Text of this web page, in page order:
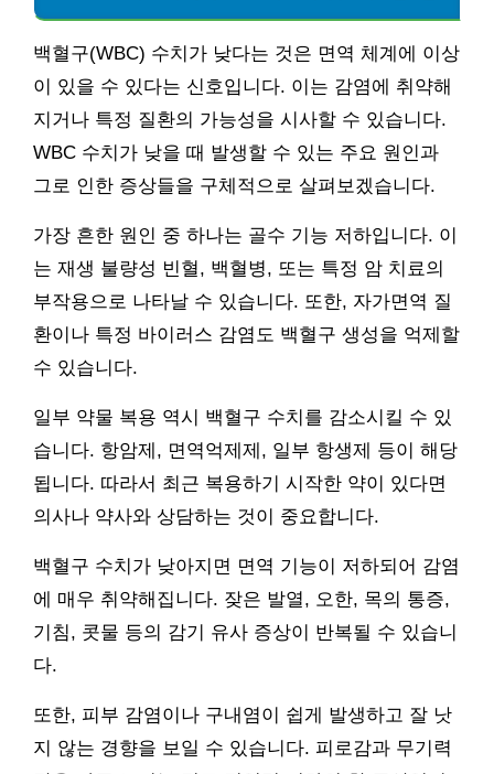
백혈구(WBC) 수치가 낮다는 것은 면역 체계에 이상
이 있을 수 있다는 신호입니다. 이는 감염에 취약해
지거나 특정 질환의 가능성을 시사할 수 있습니다.
WBC 수치가 낮을 때 발생할 수 있는 주요 원인과
그로 인한 증상들을 구체적으로 살펴보겠습니다.
가장 흔한 원인 중 하나는 골수 기능 저하입니다. 이
는 재생 불량성 빈혈, 백혈병, 또는 특정 암 치료의
부작용으로 나타날 수 있습니다. 또한, 자가면역 질
환이나 특정 바이러스 감염도 백혈구 생성을 억제할
수 있습니다.
일부 약물 복용 역시 백혈구 수치를 감소시킬 수 있
습니다. 항암제, 면역억제제, 일부 항생제 등이 해당
됩니다. 따라서 최근 복용하기 시작한 약이 있다면
의사나 약사와 상담하는 것이 중요합니다.
백혈구 수치가 낮아지면 면역 기능이 저하되어 감염
에 매우 취약해집니다. 잦은 발열, 오한, 목의 통증,
기침, 콧물 등의 감기 유사 증상이 반복될 수 있습니
다.
또한, 피부 감염이나 구내염이 쉽게 발생하고 잘 낫
지 않는 경향을 보일 수 있습니다. 피로감과 무기력